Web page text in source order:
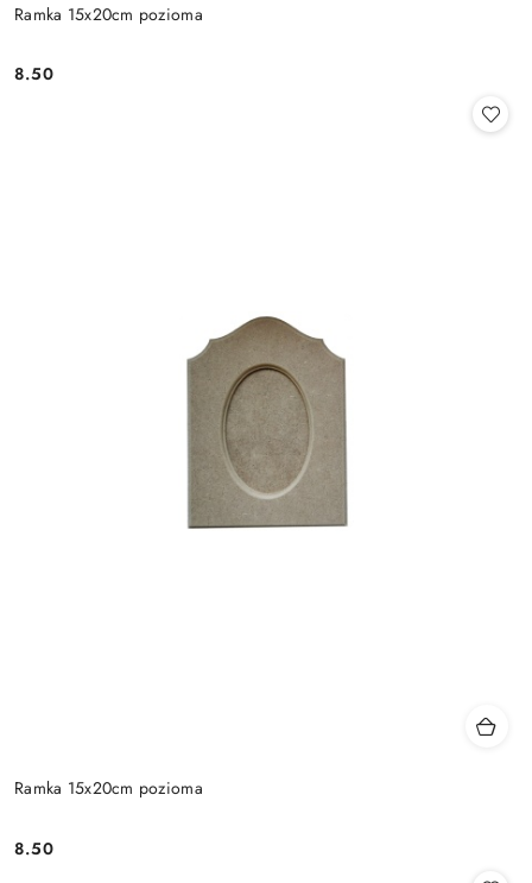
Ramka 15x20cm pozioma
Cena:
8.50
Ramka 15x20cm pozioma
Cena:
8.50